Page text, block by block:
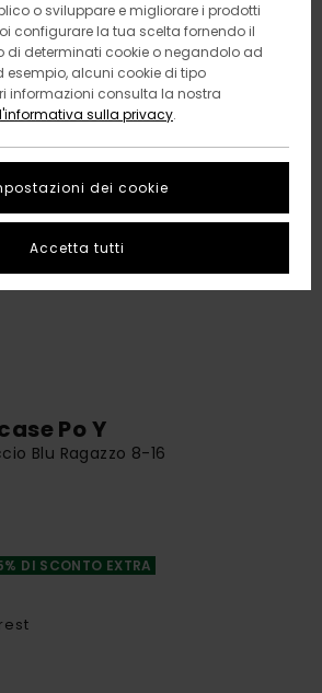
Po Y
Blu Ragazzo 8-16
DI SCONTO EXTRA
o sviluppare e migliorare i prodotti
configurare la tua scelta fornendo il
di determinati cookie o negandolo ad
esempio, alcuni cookie di tipo
informazioni consulta la nostra
l'informativa sulla privacy.
dei cookie
Accetta tutti